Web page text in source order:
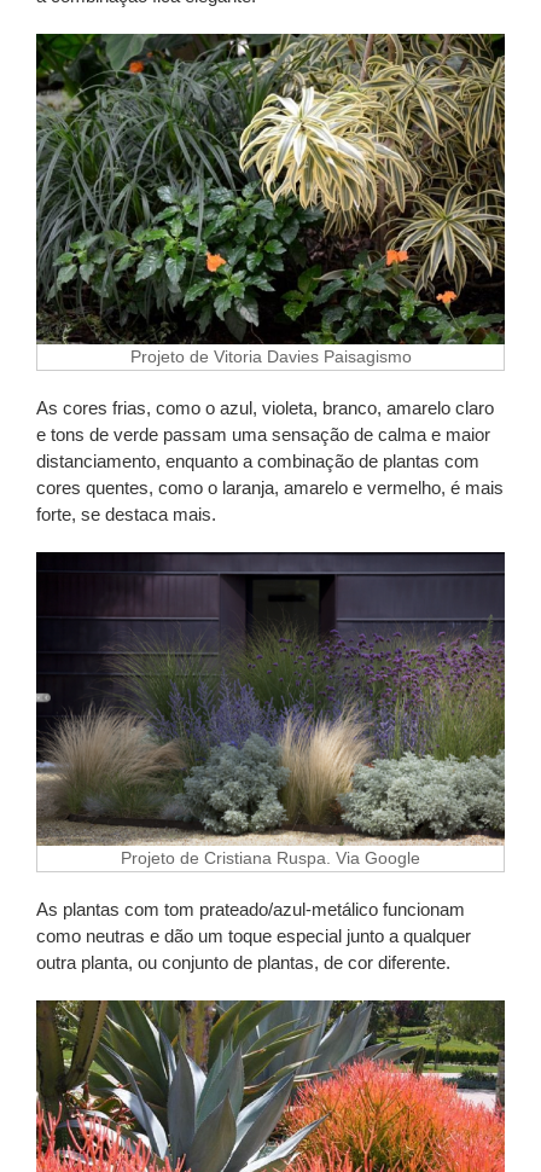
Projeto de Vitoria Davies Paisagismo
As cores frias, como o azul, violeta, branco, amarelo claro
e tons de verde passam uma sensação de calma e maior
distanciamento, enquanto a combinação de plantas com
cores quentes, como o laranja, amarelo e vermelho, é mais
forte, se destaca mais.
Projeto de Cristiana Ruspa. Via Google
As plantas com tom prateado/azul-metálico funcionam
como neutras e dão um toque especial junto a qualquer
outra planta, ou conjunto de plantas, de cor diferente.